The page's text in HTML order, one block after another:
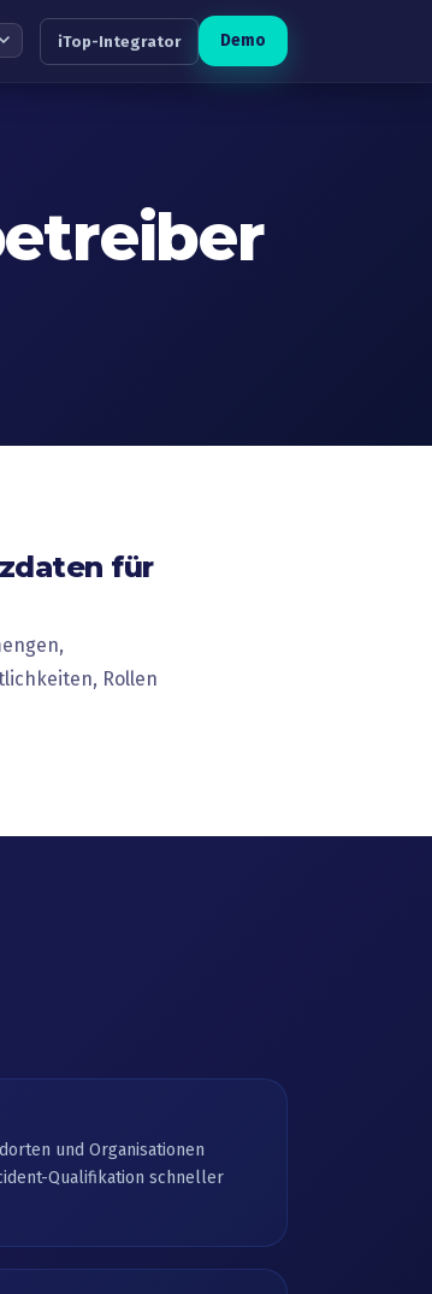
iTop-Integrator Demo
für
Rollen
und Organisationen
Qualifikation schneller